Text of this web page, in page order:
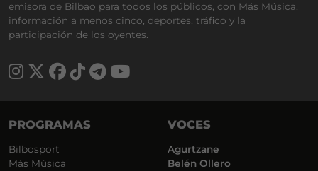
emisora de Bilbao para todos los públicos, con Más Música,
información a menos cinco, deportes, tráfico y la
participación de los oyentes.
PROGRAMAS
Bilbosport
Más Música
VOCES
Agurtzane
Belén Ollero